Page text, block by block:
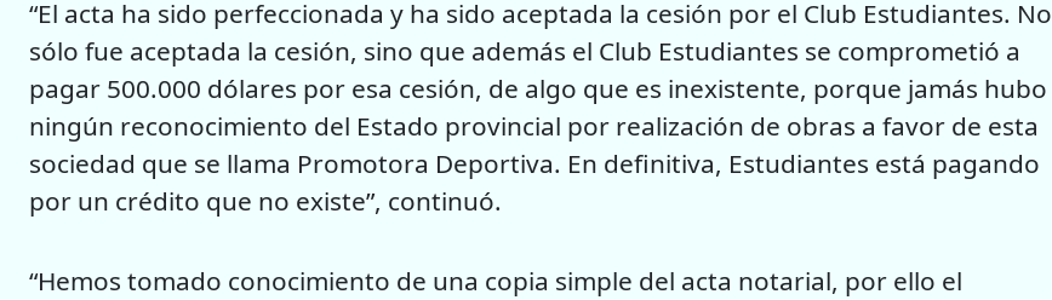
“El acta ha sido perfeccionada y ha sido aceptada la cesión por el Club Estudiantes. No
sólo fue aceptada la cesión, sino que además el Club Estudiantes se comprometió a
pagar 500.000 dólares por esa cesión, de algo que es inexistente, porque jamás hubo
ningún reconocimiento del Estado provincial por realización de obras a favor de esta
sociedad que se llama Promotora Deportiva. En definitiva, Estudiantes está pagando
por un crédito que no existe”, continuó.
“Hemos tomado conocimiento de una copia simple del acta notarial, por ello el